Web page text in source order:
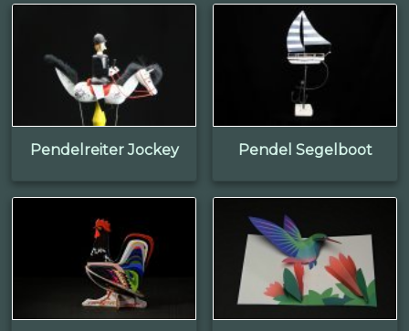
Pendelreiter Jockey Pendel Segelboot